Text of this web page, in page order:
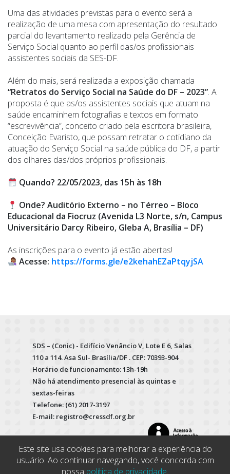
Uma das atividades previstas para o evento será a
realização de uma mesa com apresentação do resultado
parcial do levantamento realizado pela Gerência de
Serviço Social quanto ao perfil das/os profissionais
assistentes sociais da SES-DF.
Além do mais, será realizada a exposição chamada
“Retratos do Serviço Social na Saúde do DF – 2023”. A
proposta é que as/os assistentes sociais que atuam na
saúde encaminhem fotografias e textos em formato
“escrevivência”, conceito criado pela escritora brasileira,
Conceição Evaristo, que possam retratar o cotidiano da
atuação do Serviço Social na saúde pública do DF, a partir
dos olhares das/dos próprios profissionais.
Quando? 22/05/2023, das 15h às 18h
Onde? Auditório Externo – no Térreo – Bloco
Educacional da Fiocruz (Avenida L3 Norte, s/n, Campus
Universitário Darcy Ribeiro, Gleba A, Brasília – DF)
As inscrições para o evento já estão abertas!
Acesse: https://forms.gle/e2kehahEZaPtqyjSA
SDS – (Conic) - Edifício Venâncio V, Lote E 6, Salas
110 a 114. Asa Sul- Brasília/DF . CEP: 70393-904
Horário de funcionamento: 13h-19h
Não há atendimento presencial às quintas e
sextas-feiras
Telefone: (61) 2017-3197
E-mail: registro@cressdf.org.br
Este site usa cookies para melhorar a experiência do
usuário. Ao continuar navegando, você concorda com
nossa política de privacidade